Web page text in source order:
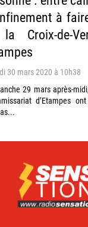
à
Croix-de-
30 mars 2020 à 10h38
29 mars après-
d’Etampes